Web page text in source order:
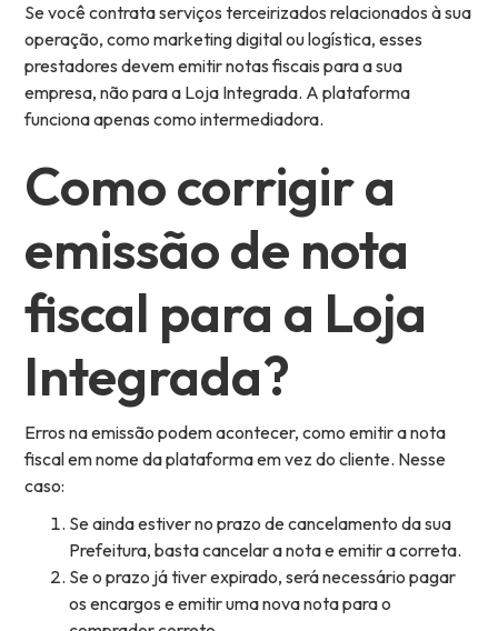
Se você contrata serviços terceirizados relacionados à sua
operação, como marketing digital ou logística, esses
prestadores devem emitir notas fiscais para a sua
empresa, não para a Loja Integrada. A plataforma
funciona apenas como intermediadora.
Como corrigir a
emissão de nota
fiscal para a Loja
Integrada?
Erros na emissão podem acontecer, como emitir a nota
fiscal em nome da plataforma em vez do cliente. Nesse
caso:
Se ainda estiver no prazo de cancelamento da sua
Prefeitura, basta cancelar a nota e emitir a correta.
Se o prazo já tiver expirado, será necessário pagar
os encargos e emitir uma nova nota para o